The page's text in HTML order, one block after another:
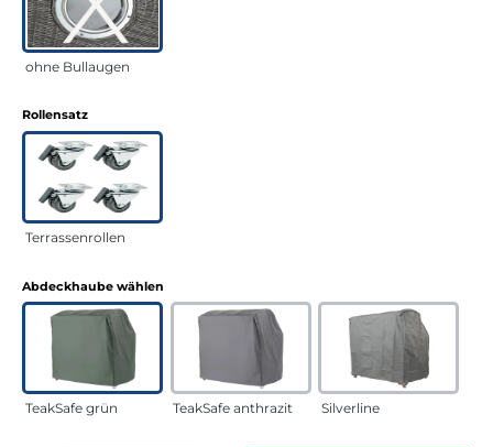
ohne Bullaugen
Rollensatzauswählen
Terrassenrollen
Abdeckhaube wählen
TeakSafe grün TeakSafe anthrazit Silverline